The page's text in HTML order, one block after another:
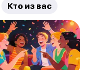
Кто из вас